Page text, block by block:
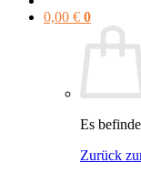
0,00 € 0
Es
Zurück